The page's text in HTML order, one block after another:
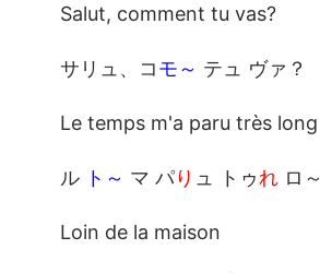
Salut, comment tu vas?
サリュ、コモ～ テュ ヴァ？
Le temps m'a paru très long
ル ト～ マ パり ュ トゥれ ロ～
Loin de la maison